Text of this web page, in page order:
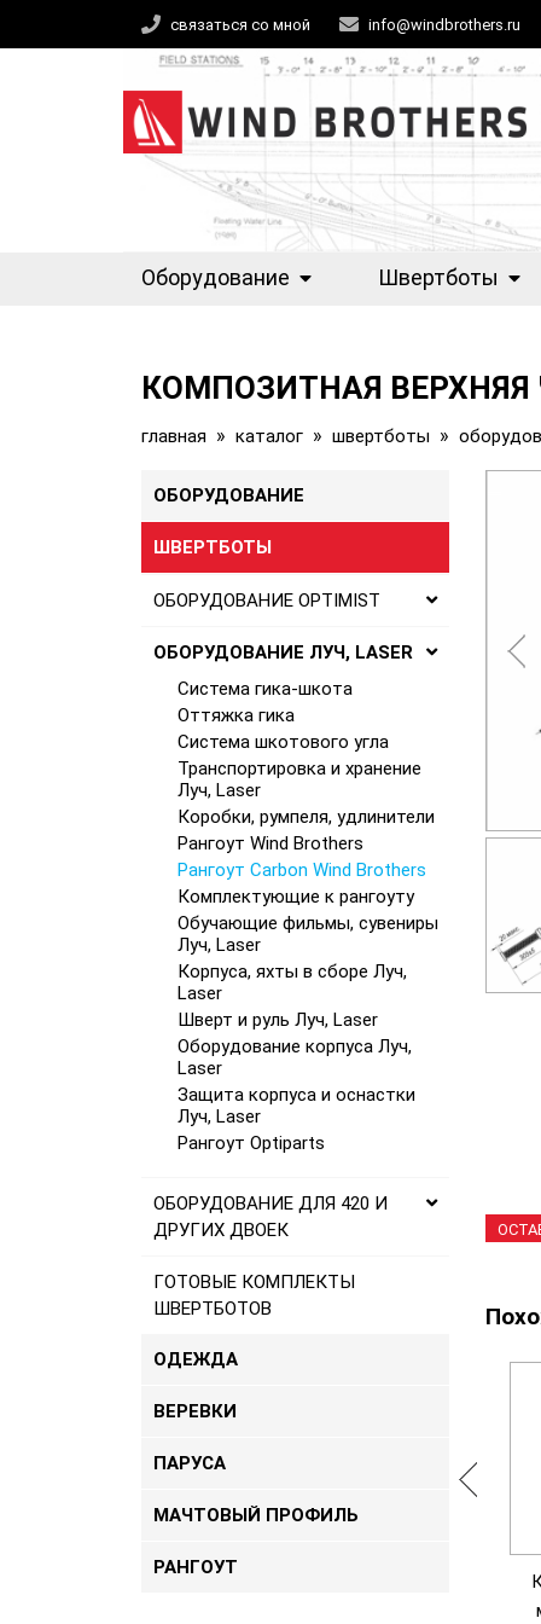
связаться со мной info@windbrothers.ru
Оборудование Швертботы
КОМПОЗИТНАЯ ВЕРХНЯЯ
главная » каталог » швертботы »
ОБОРУДОВАНИЕ
ШВЕРТБОТЫ
ОБОРУДОВАНИЕ OPTIMIST
ОБОРУДОВАНИЕ ЛУЧ, LASER
Система гика-шкота
Оттяжка гика
Система шкотового угла
Транспортировка и хранение
Луч, Laser
Коробки, румпеля, удлинители
Рангоут Wind Brothers
Рангоут Carbon Wind Brothers
Комплектующие к рангоуту
Обучающие фильмы, сувениры
Луч, Laser
Корпуса, яхты в сборе Луч,
Laser
Шверт и руль Луч, Laser
Оборудование корпуса Луч,
Laser
Защита корпуса и оснастки
Луч, Laser
Рангоут Optiparts
ОБОРУДОВАНИЕ ДЛЯ 420 И
ДРУГИХ ДВОЕК
ГОТОВЫЕ КОМПЛЕКТЫ
ШВЕРТБОТОВ
ОДЕЖДА
ВЕРЕВКИ
ПАРУСА
МАЧТОВЫЙ ПРОФИЛЬ
РАНГОУТ